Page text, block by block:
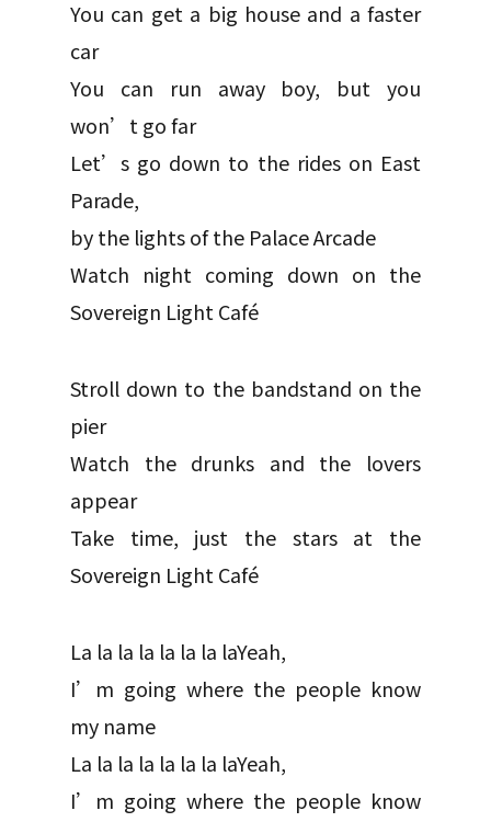
You can get a big house and a faster
car
You can run away boy, but you
won’t go far
Let’s go down to the rides on East
Parade,
by the lights of the Palace Arcade
Watch night coming down on the
Sovereign Light Café
Stroll down to the bandstand on the
pier
Watch the drunks and the lovers
appear
Take time, just the stars at the
Sovereign Light Café
La la la la la la la laYeah,
I’m going where the people know
my name
La la la la la la la laYeah,
I’m going where the people know